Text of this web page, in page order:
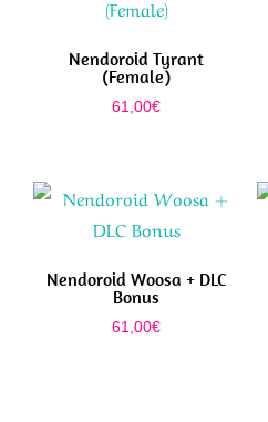
Nendoroid Tyrant
(Female)
61,00€
Nendoroid Woosa + DLC
Bonus
61,00€